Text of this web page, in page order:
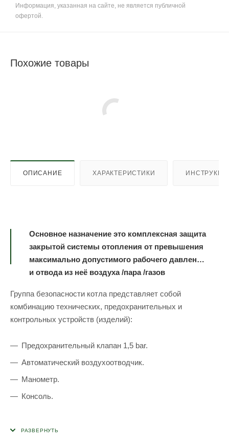
Информация, указанная на сайте, не является публичной
офертой.
Похожие товары
ОПИСАНИЕ ХАРАКТЕРИСТИКИ
Основное назначение это комплексная защита
закрытой системы отопления от превышения
максимально допустимого рабочего давления
и отвода из неё воздуха /пара /газов
Группа безопасности котла представляет собой
комбинацию технических, предохранительных и
контрольных устройств (изделий):
Предохранительный клапан 1,5 bar.
Автоматический воздухоотводчик.
Манометр.
Консоль.